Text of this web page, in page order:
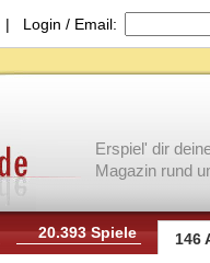
| Login / Email:
Erspiel' dir
Magazin rund
20.393 Spiele 146